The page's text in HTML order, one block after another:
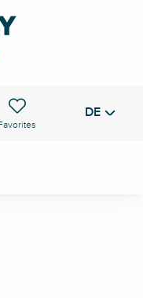
Voir les favoris DE